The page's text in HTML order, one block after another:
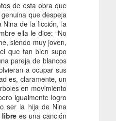
de esta obra que
que despeja
Nina de la ficción, la
ella le dice: “No
siendo muy joven,
que tan bien supo
pareja de blancos
a ocupar sus
es, claramente, un
en movimiento
igualmente logro
ser la hija de Nina
libre es una canción